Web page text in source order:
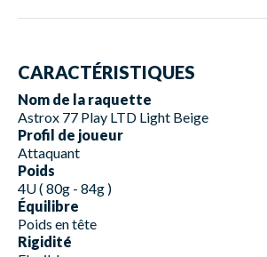
CARACTÉRISTIQUES
Nom de la raquette
Astrox 77 Play LTD Light Beige
Profil de joueur
Attaquant
Poids
4U ( 80g - 84g )
Équilibre
Poids en tête
Rigidité